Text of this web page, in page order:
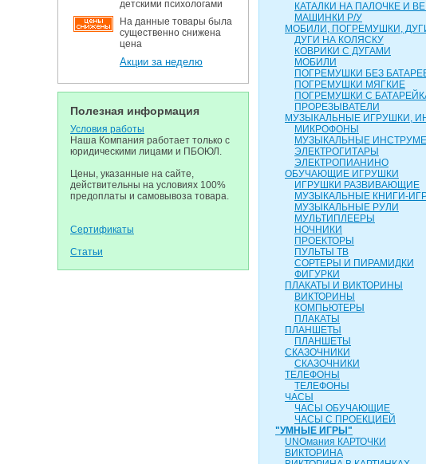
детскими психологами
На данные товары была
существенно снижена
цена
Акции за неделю
Полезная информация
Условия работы
Наша Компания работает только с
юридическими лицами и ПБОЮЛ.
Цены, указанные на сайте,
действительны на условиях 100%
предоплаты и самовывоза товара.
Сертификаты
Статьи
КАТАЛКИ НА ПАЛОЧКЕ И
МАШИНКИ Р/У
МОБИЛИ, ПОГРЕМУШКИ,
ДУГИ НА КОЛЯСКУ
КОВРИКИ С ДУГАМИ
МОБИЛИ
ПОГРЕМУШКИ БЕЗ
ПОГРЕМУШКИ МЯГКИЕ
ПОГРЕМУШКИ С
ПРОРЕЗЫВАТЕЛИ
МУЗЫКАЛЬНЫЕ ИГРУШКИ,
МИКРОФОНЫ
МУЗЫКАЛЬНЫЕ
ЭЛЕКТРОГИТАРЫ
ЭЛЕКТРОПИАНИНО
ОБУЧАЮЩИЕ ИГРУШКИ
ИГРУШКИ РАЗВИВАЮЩИЕ
МУЗЫКАЛЬНЫЕ КНИГИ-
МУЗЫКАЛЬНЫЕ РУЛИ
МУЛЬТИПЛЕЕРЫ
НОЧНИКИ
ПРОЕКТОРЫ
ПУЛЬТЫ ТВ
СОРТЕРЫ И ПИРАМИДКИ
ФИГУРКИ
ПЛАКАТЫ И ВИКТОРИНЫ
ВИКТОРИНЫ
КОМПЬЮТЕРЫ
ПЛАКАТЫ
ПЛАНШЕТЫ
ПЛАНШЕТЫ
СКАЗОЧНИКИ
СКАЗОЧНИКИ
ТЕЛЕФОНЫ
ТЕЛЕФОНЫ
ЧАСЫ
ЧАСЫ ОБУЧАЮЩИЕ
ЧАСЫ С ПРОЕКЦИЕЙ
"УМНЫЕ ИГРЫ"
UNOмания КАРТОЧКИ
ВИКТОРИНА